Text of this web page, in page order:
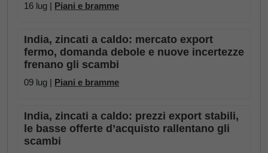
16 lug | Piani e bramme
India, zincati a caldo: mercato export
fermo, domanda debole e nuove incertezze
frenano gli scambi
09 lug | Piani e bramme
India, zincati a caldo: prezzi export stabili,
le basse offerte d’acquisto rallentano gli
scambi